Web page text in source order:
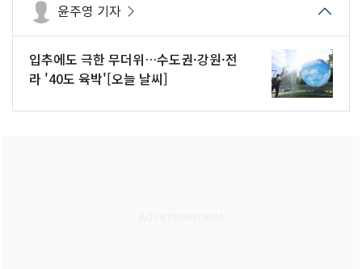
윤주영 기자
입추에도 극한 무더위…수도권·강원·전
라 '40도 육박'[오늘 날씨]